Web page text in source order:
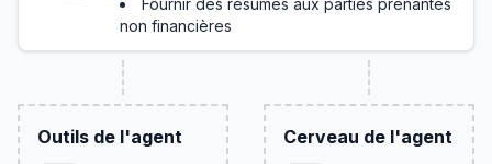
Fournir des résumés aux parties prenantes
non financières
Outils de l'agent Cerveau de l'agent